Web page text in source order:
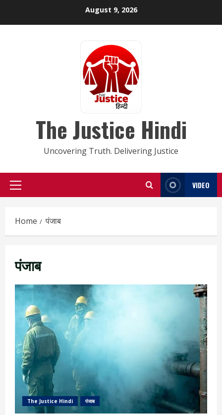
August 9, 2026
The Justice Hindi
Uncovering Truth. Delivering Justice
Primary
VIDEO
Home पंजाब
पंजाब
The Justice Hindi पंजाब